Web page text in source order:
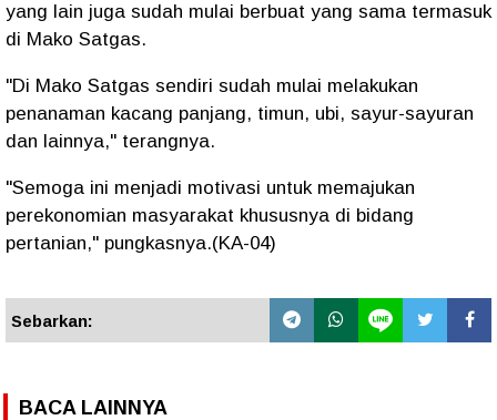
yang lain juga sudah mulai berbuat yang sama termasuk
di Mako Satgas.
"Di Mako Satgas sendiri sudah mulai melakukan
penanaman kacang panjang, timun, ubi, sayur-sayuran
dan lainnya," terangnya.
"Semoga ini menjadi motivasi untuk memajukan
perekonomian masyarakat khususnya di bidang
pertanian," pungkasnya.(KA-04)
Sebarkan:
BACA LAINNYA